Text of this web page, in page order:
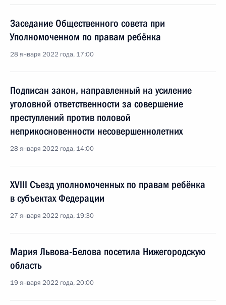
Заседание Общественного совета при
Уполномоченном по правам ребёнка
28 января 2022 года, 17:00
Подписан закон, направленный на усиление
уголовной ответственности за совершение
преступлений против половой
неприкосновенности несовершеннолетних
28 января 2022 года, 14:00
XVIII Съезд уполномоченных по правам ребёнка
в субъектах Федерации
27 января 2022 года, 19:30
Мария Львова-Белова посетила Нижегородскую
область
19 января 2022 года, 20:00